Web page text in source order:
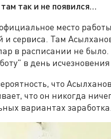
так и не появился…
место
и сервиса. Там
в расписании не
в день
что
что он никогда
вариантах